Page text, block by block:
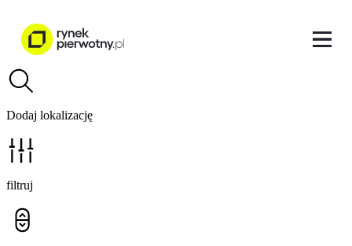
Dodaj lokalizację
filtruj